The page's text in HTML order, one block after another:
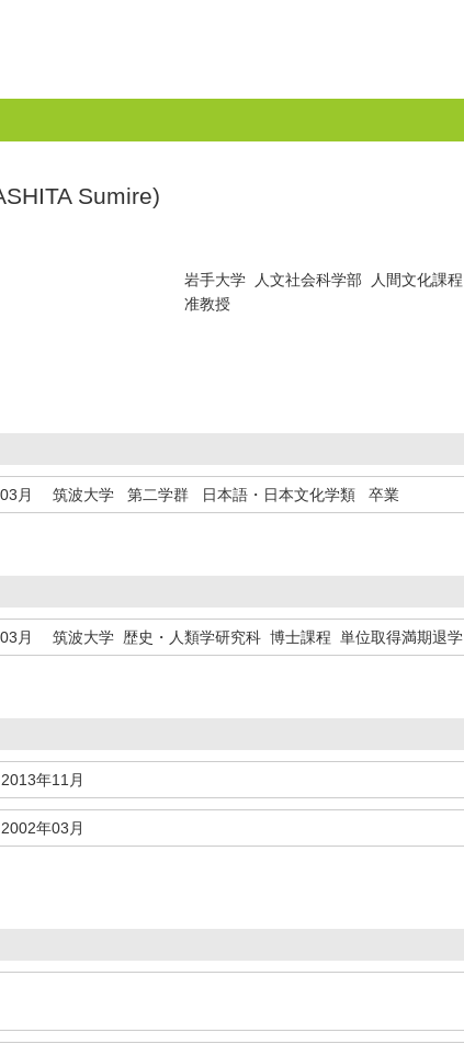
Sumire)
岩手大学 人文社会科学部 人間文化課程
准教授
月 筑波大学 第二学群 日本語・日本文化学類 卒業
月 筑波大学 歴史・人類学研究科 博士課程 単位取得満期退学
年11月
年03月